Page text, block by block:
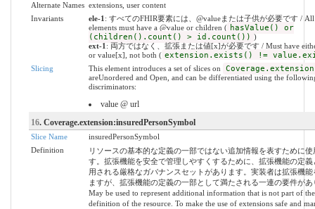
Alternate Names extensions, user content
Invariants
ele-1 : すべてのFHIR要素には、@valueまたは子供が必要です /
elements must have a @value or children ( hasValue() or
(children().count() > id.count()) )
ext-1 : 両方ではなく、拡張または値[x]が必要です / Must have
or value[x], not both ( extension.exists() !=
Slicing This element introduces a set of slices on Coverage.extension
areUnordered and Open, and can be differentiated using the
discriminators:
value @ url
16. Coverage.extension:insuredPersonSymbol
Slice Name
insuredPersonSymbol
Definition
リソースの基本的な定義の一部ではない追加情報を表すために使
す。拡張機能を安全で管理しやすくするために、拡張機能の定義
用される厳格なガバナンスセットがあります。実装者は拡張機能
ますが、拡張機能の定義の一部として満たされる一連の要件があ
May be used to represent additional information that is not part of
definition of the resource. To make the use of extensions safe and